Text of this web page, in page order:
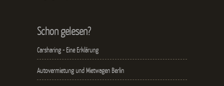
Schon gelesen?
Carsharing - Eine Erklärung
Autovermietung und Mietwagen Berlin